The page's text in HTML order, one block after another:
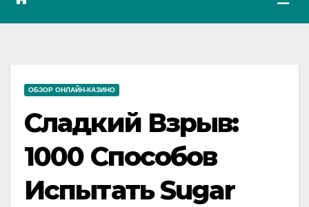
ОБЗОР ОНЛАЙН-КАЗИНО
Сладкий Взрыв:
1000 Способов
Испытать Sugar